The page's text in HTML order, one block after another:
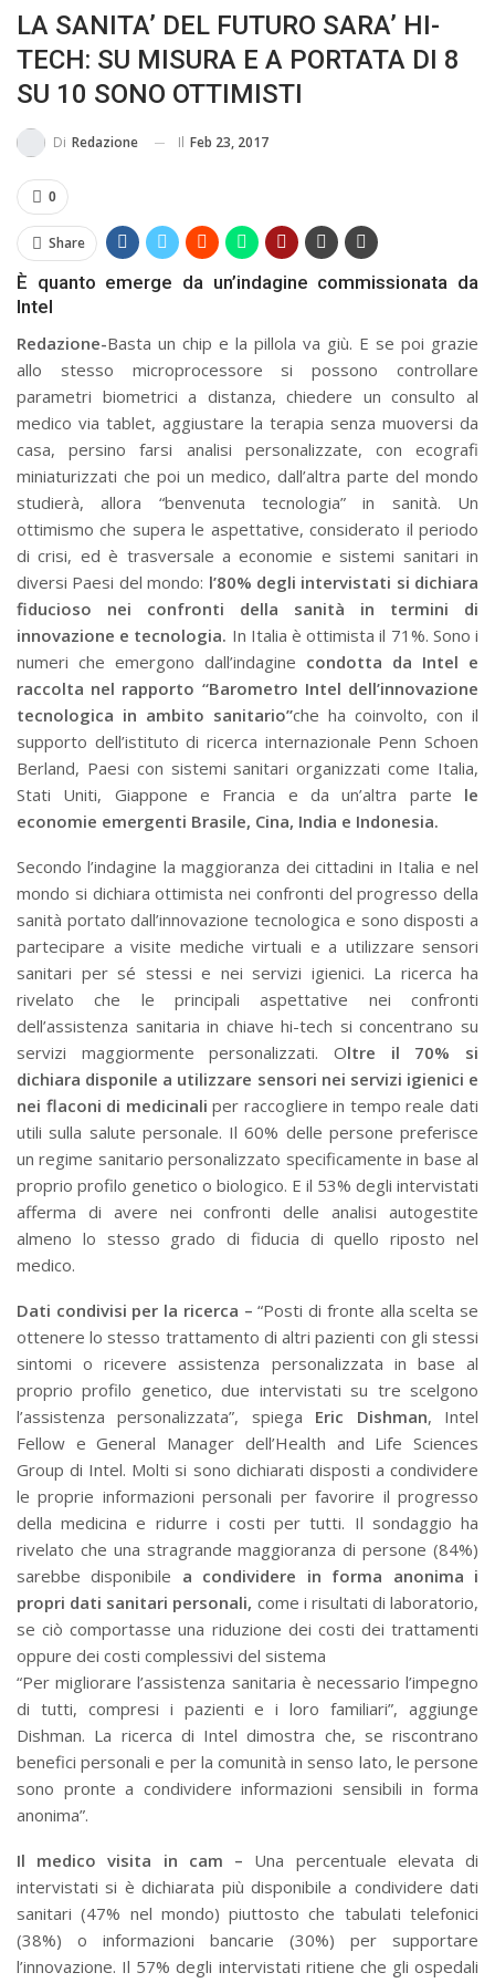
MA...
CIVILE E SOCIALE
LA SANITA’ DEL FUTURO SARA’ HI-
TECH: SU MISURA E A PORTATA DI 8
SU 10 SONO OTTIMISTI
Di Redazione Il Feb 23, 2017
0
Share
È quanto emerge da un’indagine commissionata da
Intel
Redazione-Basta un chip e la pillola va giù. E se poi grazie
allo stesso microprocessore si possono controllare
parametri biometrici a distanza, chiedere un consulto al
medico via tablet, aggiustare la terapia senza muoversi da
casa, persino farsi analisi personalizzate, con ecografi
miniaturizzati che poi un medico, dall’altra parte del mondo
studierà, allora “benvenuta tecnologia” in sanità. Un
ottimismo che supera le aspettative, considerato il periodo
di crisi, ed è trasversale a economie e sistemi sanitari in
diversi Paesi del mondo: l’80% degli intervistati si dichiara
fiducioso nei confronti della sanità in termini di
innovazione e tecnologia. In Italia è ottimista il 71%. Sono i
numeri che emergono dall’indagine condotta da Intel e
raccolta nel rapporto “Barometro Intel dell’innovazione
tecnologica in ambito sanitario”che ha coinvolto, con il
supporto dell’istituto di ricerca internazionale Penn Schoen
Berland, Paesi con sistemi sanitari organizzati come Italia,
Stati Uniti, Giappone e Francia e da un’altra parte le
economie emergenti Brasile, Cina, India e Indonesia.
Secondo l’indagine la maggioranza dei cittadini in Italia e nel
mondo si dichiara ottimista nei confronti del progresso della
sanità portato dall’innovazione tecnologica e sono disposti a
partecipare a visite mediche virtuali e a utilizzare sensori
sanitari per sé stessi e nei servizi igienici. La ricerca ha
rivelato che le principali aspettative nei confronti
dell’assistenza sanitaria in chiave hi-tech si concentrano su
servizi maggiormente personalizzati. Oltre il 70% si
dichiara disponile a utilizzare sensori nei servizi igienici e
nei flaconi di medicinaliper raccogliere in tempo reale dati
utili sulla salute personale. Il 60% delle persone preferisce
un regime sanitario personalizzato specificamente in base al
proprio profilo genetico o biologico. E il 53% degli intervistati
afferma di avere nei confronti delle analisi autogestite
almeno lo stesso grado di fiducia di quello riposto nel
medico.
Dati condivisi per la ricerca –“Posti di fronte alla scelta se
ottenere lo stesso trattamento di altri pazienti con gli stessi
sintomi o ricevere assistenza personalizzata in base al
proprio profilo genetico, due intervistati su tre scelgono
l’assistenza personalizzata”, spiega Eric Dishman, Intel
Fellow e General Manager dell’Health and Life Sciences
Group di Intel. Molti si sono dichiarati disposti a condividere
le proprie informazioni personali per favorire il progresso
della medicina e ridurre i costi per tutti. Il sondaggio ha
rivelato che una stragrande maggioranza di persone (84%)
sarebbe disponibile a condividere in forma anonima i
propri dati sanitari personali, come i risultati di laboratorio,
se ciò comportasse una riduzione dei costi dei trattamenti
oppure dei costi complessivi del sistema
“Per migliorare l’assistenza sanitaria è necessario l’impegno
di tutti, compresi i pazienti e i loro familiari”, aggiunge
Dishman. La ricerca di Intel dimostra che, se riscontrano
benefici personali e per la comunità in senso lato, le persone
sono pronte a condividere informazioni sensibili in forma
anonima”.
Il medico visita in cam – Una percentuale elevata di
intervistati si è dichiarata più disponibile a condividere dati
sanitari (47% nel mondo) piuttosto che tabulati telefonici
(38%) o informazioni bancarie (30%) per supportare
l’innovazione. Il 57% degli intervistati ritiene che gli ospedali